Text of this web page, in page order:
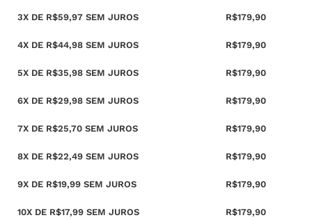
3X DE R$59,97 SEM JUROS R$179,90
4X DE R$44,98 SEM JUROS R$179,90
5X DE R$35,98 SEM JUROS R$179,90
6X DE R$29,98 SEM JUROS R$179,90
7X DE R$25,70 SEM JUROS R$179,90
8X DE R$22,49 SEM JUROS R$179,90
9X DE R$19,99 SEM JUROS R$179,90
10X DE R$17,99 SEM JUROS R$179,90